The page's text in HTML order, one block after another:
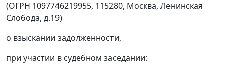
(ОГРН 1097746219955, 115280, Москва, Ленинская
Слобода, д.19)
о взыскании задолженности,
при участии в судебном заседании: